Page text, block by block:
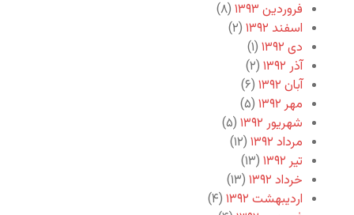
فروردین ۱۳۹۳
(۸)
اسفند ۱۳۹۲
(۲)
دی ۱۳۹۲
(۱)
آذر ۱۳۹۲
(۲)
آبان ۱۳۹۲
(۶)
مهر ۱۳۹۲
(۵)
شهریور ۱۳۹۲
(۵)
مرداد ۱۳۹۲
(۱۲)
تیر ۱۳۹۲
(۱۳)
خرداد ۱۳۹۲
(۱۳)
اردیبهشت ۱۳۹۲
(۴)